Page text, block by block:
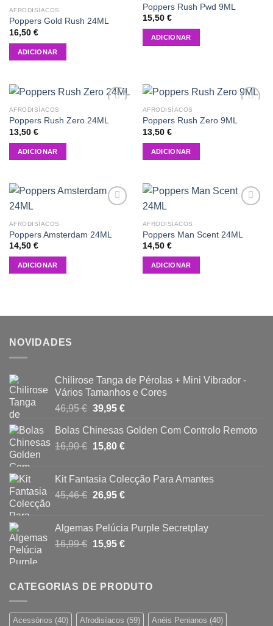
AFRODISÍACOS
Poppers Gold Rush 24ML
16,50 €
ADICIONAR
wishlist
Poppers Rush Pwd 9ML
15,50 €
ADICIONAR
wishlist
AFRODISÍACOS
Poppers Rush Zero 24ML
13,50 €
ADICIONAR
wishlist
AFRODISÍACOS
Poppers Rush Zero 9ML
13,50 €
ADICIONAR
AFRODISÍACOS
Poppers Amsterdam 24ML
14,50 €
ADICIONAR
AFRODISÍACOS
Poppers Man Scent 24ML
14,50 €
ADICIONAR
NOVIDADES
Chilirose Tanga de Pérolas + Mini Vibrador -
Vários Tamanhos e Cores
46,95€ O
original
era:
39,95 €O
atual
é:
Bolas Chinesas Golden Com Controlo Remoto
16,90€ O
era:
16,90 €.
15,80 €O
é:
15,80 €.
Kit Fantasia Colecção Para Amantes
45,46€ O
era:
45,46 €.
26,95 €O
é:
26,95 €.
Algemas Pelúcia Purple Secretplay
16,99€ O
era:
15,95 €O
é:
CATEGORIAS DE PRODUTO
Acessórios (40) Afrodisíacos (59) Anéis Penianos (40)